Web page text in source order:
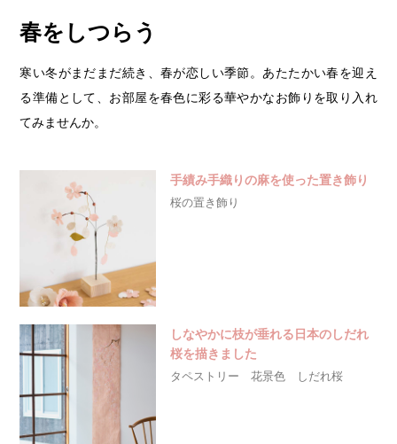
春をしつらう
寒い冬がまだまだ続き、春が恋しい季節。あたたかい春を迎え
る準備として、お部屋を春色に彩る華やかなお飾りを取り入れ
てみませんか。
手績み手織りの麻を使った置き飾り
桜の置き飾り
しなやかに枝が垂れる日本のしだれ
桜を描きました
タペストリー 花景色 しだれ桜